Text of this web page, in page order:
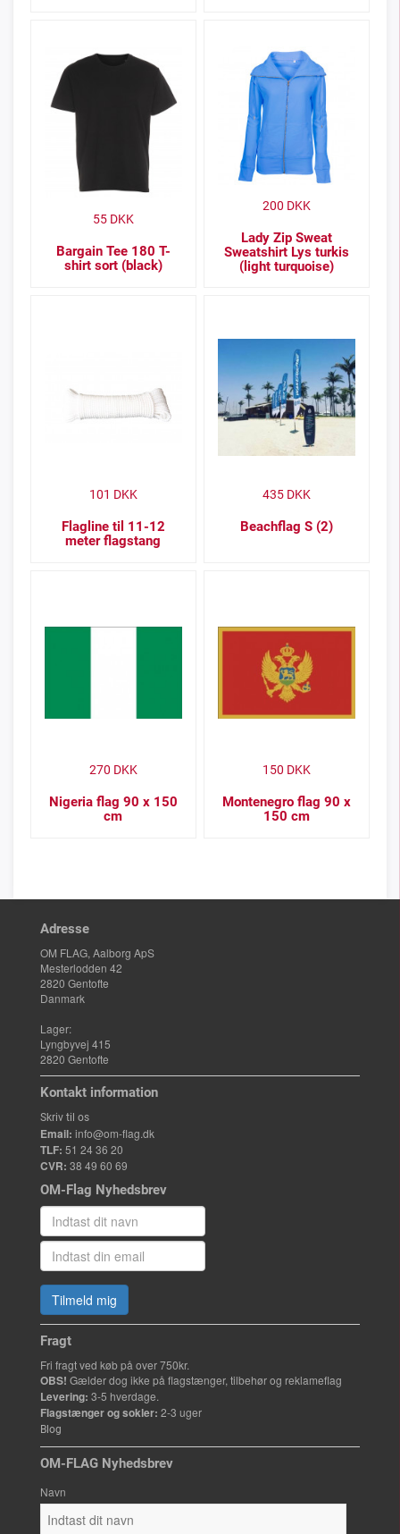
Bargain Tee 180 T-
shirt sort (black)
55DKK
Lady Zip Sweat
Sweatshirt Lys turkis
(light turquoise)
200 DKK
Flagline til 11-12
meter flagstang
101 DKK
Beachflag S (2)
435DKK
Nigeria flag 90 x 150
cm
270 DKK
Montenegro flag 90 x
150 cm
150 DKK
Adresse
OM FLAG, Aalborg ApS
Mesterlodden 42
2820 Gentofte
Danmark
Lager:
Lyngbyvej 415
2820 Gentofte
Kontakt information
Skriv til os
Email: info@om-flag.dk
TLF: 51 24 36 20
CVR: 38 49 60 69
OM-Flag Nyhedsbrev
Tilmeld mig
Fragt
Fri fragt ved køb på over 750kr.
OBS! Gælder dog ikke på flagstænger, tilbehør og reklameflag
Levering: 3-5 hverdage.
Flagstænger og sokler: 2-3 uger
Blog
OM-FLAG Nyhedsbrev
Navn